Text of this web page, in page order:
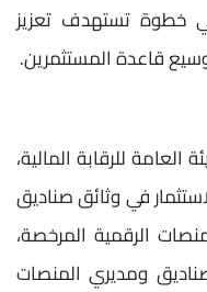
خطوة تستهدف تعزيز
قاعدة المستثمرين.
العامة للرقابة المالية،
في وثائق صناديق
الرقمية المرخصة،
ومديري المنصات